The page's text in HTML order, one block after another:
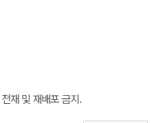
재 및 재배포 금지.